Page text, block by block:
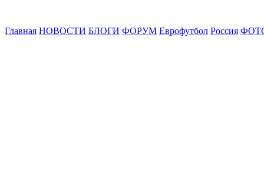
Главная НОВОСТИ БЛОГИ ФОРУМ Еврофутбол Россия